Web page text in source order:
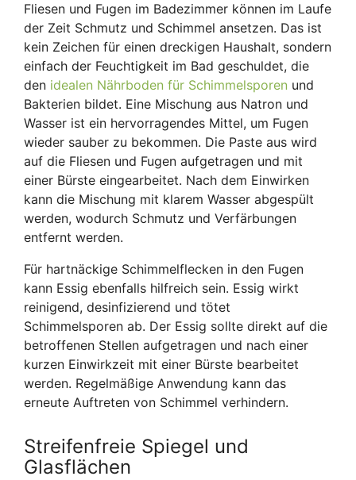
Fliesen und Fugen im Badezimmer können im Laufe
der Zeit Schmutz und Schimmel ansetzen. Das ist
kein Zeichen für einen dreckigen Haushalt, sondern
einfach der Feuchtigkeit im Bad geschuldet, die
den idealen Nährboden für Schimmelsporen und
Bakterien bildet. Eine Mischung aus Natron und
Wasser ist ein hervorragendes Mittel, um Fugen
wieder sauber zu bekommen. Die Paste aus wird
auf die Fliesen und Fugen aufgetragen und mit
einer Bürste eingearbeitet. Nach dem Einwirken
kann die Mischung mit klarem Wasser abgespült
werden, wodurch Schmutz und Verfärbungen
entfernt werden.
Für hartnäckige Schimmelflecken in den Fugen
kann Essig ebenfalls hilfreich sein. Essig wirkt
reinigend, desinfizierend und tötet
Schimmelsporen ab. Der Essig sollte direkt auf die
betroffenen Stellen aufgetragen und nach einer
kurzen Einwirkzeit mit einer Bürste bearbeitet
werden. Regelmäßige Anwendung kann das
erneute Auftreten von Schimmel verhindern.
Streifenfreie Spiegel und
Glasflächen